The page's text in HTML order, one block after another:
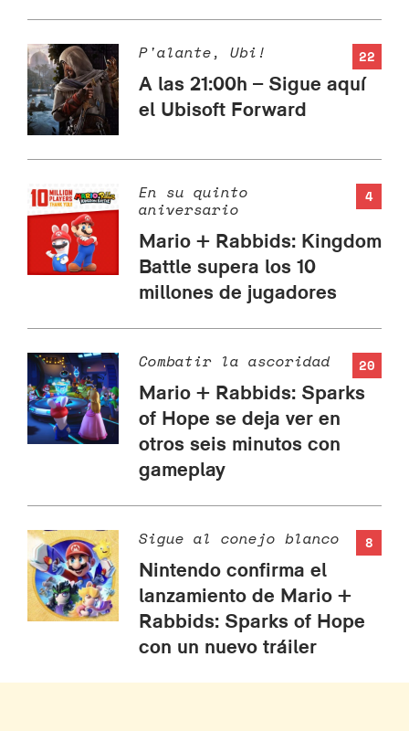
22
P'alante, Ubi!
A las 21:00h – Sigue aquí
el Ubisoft Forward
4
En su quinto
aniversario
Mario + Rabbids: Kingdom
Battle supera los 10
millones de jugadores
20
Combatir la ascoridad
Mario + Rabbids: Sparks
of Hope se deja ver en
otros seis minutos con
gameplay
8
Sigue al conejo blanco
Nintendo confirma el
lanzamiento de Mario +
Rabbids: Sparks of Hope
con un nuevo tráiler